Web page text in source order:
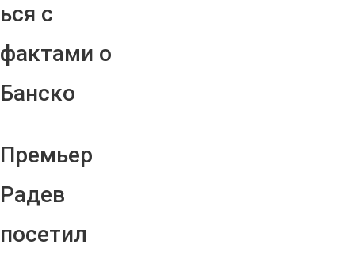
ься с
фактами о
Банско
Премьер
Радев
посетил